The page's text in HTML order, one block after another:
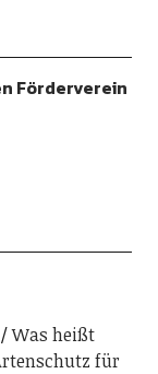
Förderverein
Was heißt
für